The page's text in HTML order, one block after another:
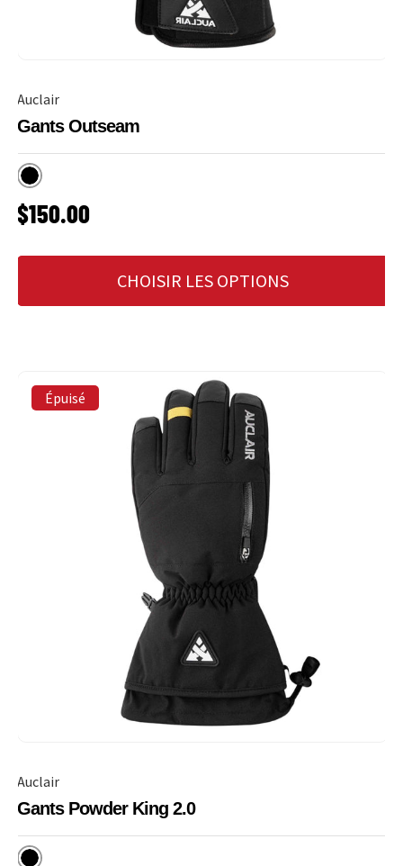
Auclair
Gants Outseam
Noir
PRIX HABITUEL
$150.00
CHOISIR LES OPTIONS
Épuisé
Auclair
Gants Powder King 2.0